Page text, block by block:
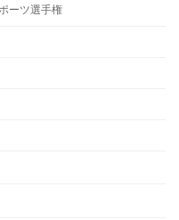
ーツ選手権